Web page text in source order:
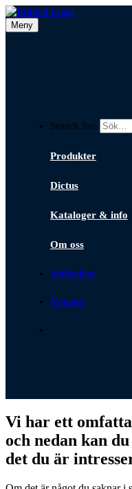
Meny
Search for:
Produkter
Dictus
Kataloger & info
Om oss
Webbshop
Kontakt
Vi har ett
och nedan kan
det du är